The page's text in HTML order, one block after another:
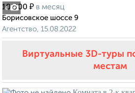
4
10 000 ₽ в месяц
Борисовское шоссе 9
Агентство, 15.08.2022
Виртуальные 3D-туры
местам